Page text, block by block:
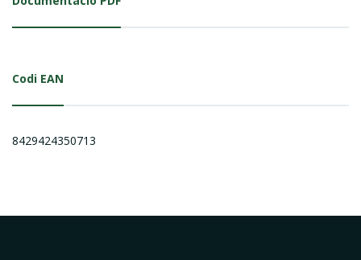
Codi EAN
8429424350713